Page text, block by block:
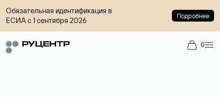
Обязательная идентификация в
ЕСИА с 1 сентября 2026
Подробнее
0